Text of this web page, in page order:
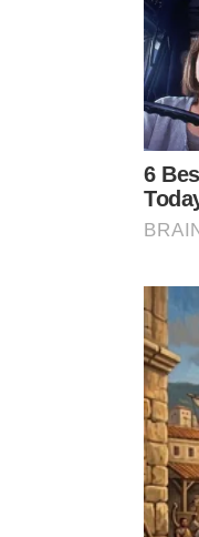
Por que
O segredo
presentes no
espalhar e